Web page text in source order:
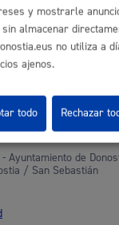
sociales
Ayuntamiento de
/ San Sebastián
y mostrarle
almacenar
no utiliza a
ajenos.
Rechazar
todo